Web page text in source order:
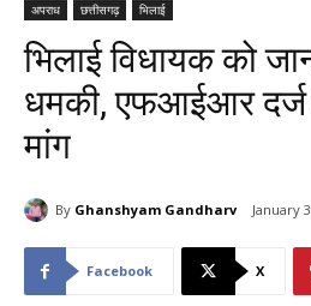
अपराध छत्तीसगढ़ भिलाई
भिलाई विधायक को
धमकी, एफआईआर दर्ज
मांग
By Ghanshyam Gandharv January
Facebook X